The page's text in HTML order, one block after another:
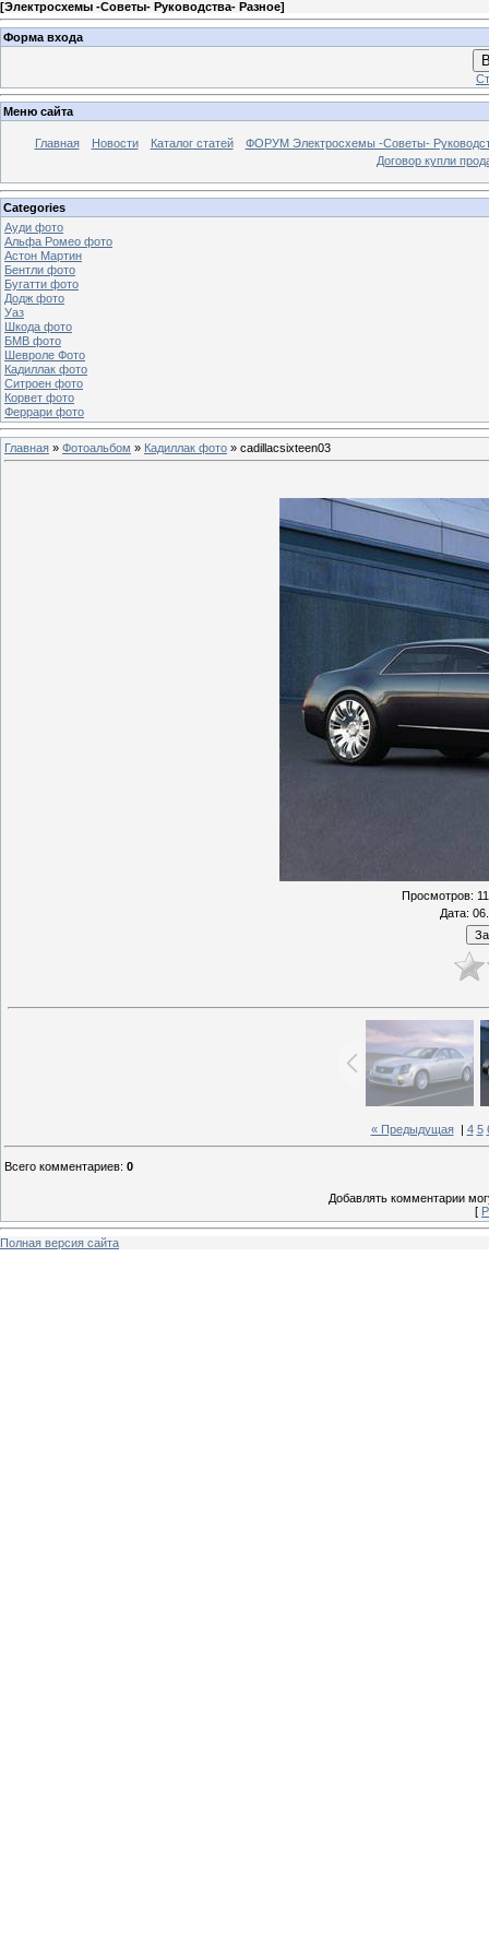
[Электросхемы -Советы- Руководства- Разное]
Форма входа
Меню сайта
Главная Новости Каталог статей
ФОРУМ Электросхемы -Советы-
Договор купли
Categories
Ауди фото
Альфа Ромео фото
Астон Мартин
Бентли фото
Бугатти фото
Додж фото
Уаз
Шкода фото
БМВ фото
Шевроле Фото
Кадиллак фото
Ситроен фото
Корвет фото
Феррари фото
Главная » Фотоальбом » Кадиллак фото » cadillacsixteen03
Просмотров:
Дата:
« Предыдущая| 4 5
Всего комментариев: 0
Добавлять комментарии
[
Полная версия сайта